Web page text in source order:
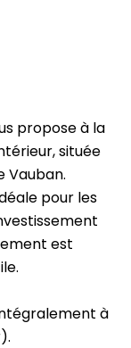
propose à la
située
Vauban.
pour les
est
à